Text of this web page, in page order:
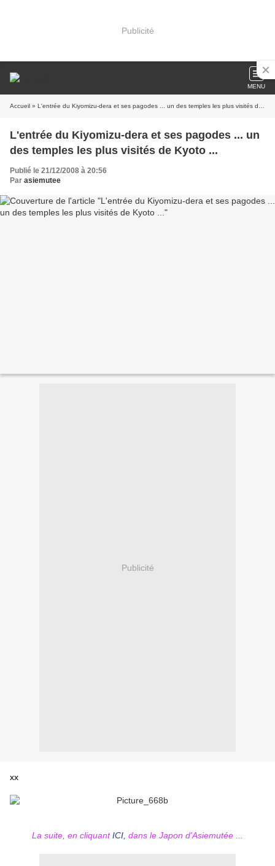
Publicité
MENU
Accueil » L'entrée du Kiyomizu-dera et ses pagodes ... un des temples les plus visités de Kyoto ...
L'entrée du Kiyomizu-dera et ses pagodes ... un
des temples les plus visités de Kyoto ...
Publié le 21/12/2008 à 20:56
Par asiemutee
Publicité
xx
La suite, en cliquantICI, dans le Japon d'Asiemutée ...